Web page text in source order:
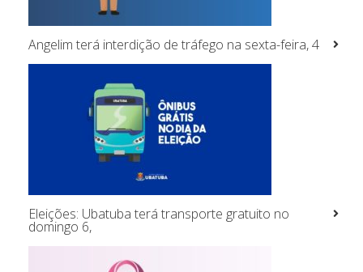
Angelim terá interdição de tráfego na sexta-feira, 4
Eleições: Ubatuba terá transporte gratuito no
domingo 6,